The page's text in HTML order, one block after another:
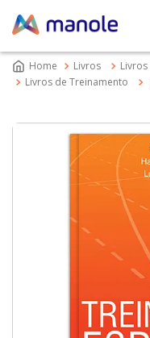
Livros
Livros
Livros de Treinamento